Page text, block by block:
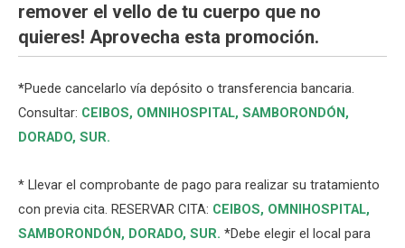
remover el vello de tu cuerpo que no
quieres! Aprovecha esta promoción.
*Puede cancelarlo vía depósito o transferencia bancaria.
Consultar: CEIBOS, OMNIHOSPITAL, SAMBORONDÓN,
DORADO, SUR.
* Llevar el comprobante de pago para realizar su tratamiento
con previa cita. RESERVAR CITA: CEIBOS, OMNIHOSPITAL,
SAMBORONDÓN, DORADO, SUR. *Debe elegir el local para